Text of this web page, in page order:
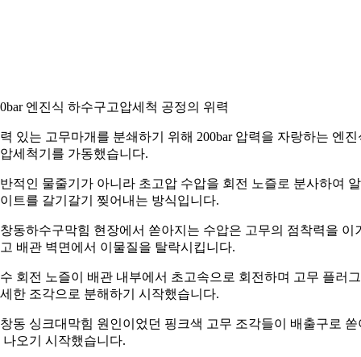
엔진식 하수구고압세척 공정의 위력
있는 고무마개를 분쇄하기 위해 200bar 압력을 자랑하는 엔진
세척기를 가동했습니다.
적인 물줄기가 아니라 초고압 수압을 회전 노즐로 분사하여
트를 갈기갈기 찢어내는 방식입니다.
동하수구막힘 현장에서 쏟아지는 수압은 고무의 점착력을 이
배관 벽면에서 이물질을 탈락시킵니다.
회전 노즐이 배관 내부에서 초고속으로 회전하며 고무 플러
한 조각으로 분해하기 시작했습니다.
동 싱크대막힘 원인이었던 핑크색 고무 조각들이 배출구로 쏟
나오기 시작했습니다.